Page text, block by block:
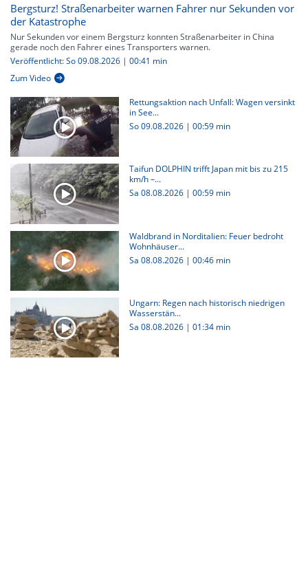
Bergsturz! Straßenarbeiter warnen Fahrer nur Sekunden vor
der Katastrophe
Nur Sekunden vor einem Bergsturz konnten Straßenarbeiter in China
gerade noch den Fahrer eines Transporters warnen.
Veröffentlicht: So 09.08.2026 | 00:41 min
Zum Video
Rettungsaktion nach Unfall: Wagen versinkt
in See...
So 09.08.2026 | 00:59 min
Taifun DOLPHIN trifft Japan mit bis zu 215
km/h –...
Sa 08.08.2026 | 00:59 min
Waldbrand in Norditalien: Feuer bedroht
Wohnhäuser...
Sa 08.08.2026 | 00:46 min
Ungarn: Regen nach historisch niedrigen
Wasserstän...
Sa 08.08.2026 | 01:34 min